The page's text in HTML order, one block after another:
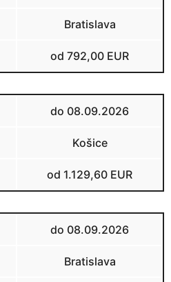
Bratislava
od 792,00 EUR
do 08.09.2026
Košice
od 1.129,60 EUR
do 08.09.2026
Bratislava